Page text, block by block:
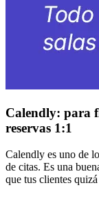
Calendly: para
reservas 1:1
Calendly es uno de
de citas. Es una
que tus clientes